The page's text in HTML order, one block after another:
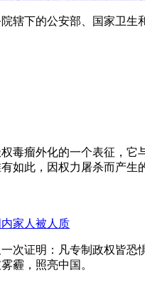
辖下的公安部、国家卫
毒瘤外化的一个表征，
此，因权力屠杀而产生
家人被人质
次证明：凡专制政权皆
霾，照亮中国。